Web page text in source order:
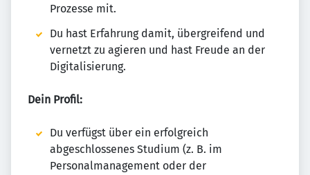
Prozesse mit.
Du hast Erfahrung damit, übergreifend und
vernetzt zu agieren und hast Freude an der
Digitalisierung.
Dein Profil:
Du verfügst über ein erfolgreich
abgeschlossenes Studium (z. B. im
Personalmanagement oder der